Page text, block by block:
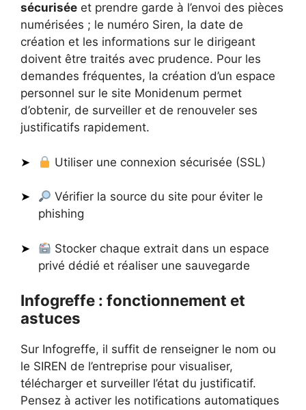
sécurisée et prendre garde à l’envoi des pièces
numérisées ; le numéro Siren, la date de
création et les informations sur le dirigeant
doivent être traités avec prudence. Pour les
demandes fréquentes, la création d’un espace
personnel sur le site Monidenum permet
d’obtenir, de surveiller et de renouveler ses
justificatifs rapidement.
Utiliser une connexion sécurisée (SSL)
Vérifier la source du site pour éviter le
phishing
Stocker chaque extrait dans un espace
privé dédié et réaliser une sauvegarde
Infogreffe : fonctionnement et
astuces
Sur Infogreffe, il suffit de renseigner le nom ou
le SIREN de l’entreprise pour visualiser,
télécharger et surveiller l’état du justificatif.
Pensez à activer les notifications automatiques